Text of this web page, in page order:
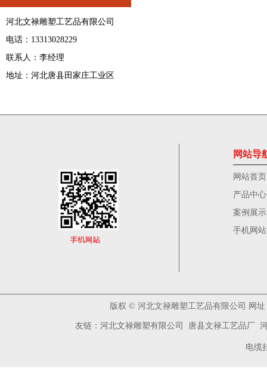
河北文禄雕塑工艺品有限公司
电话：13313028229
联系人：李经理
地址：河北唐县田家庄工业区
网站导
网站首页
产品中心
案例展示
手机网站
版权 © 河北文禄雕塑工艺品有限公司 网
友链： 河北文禄雕塑有限公司 唐县文禄工艺品厂
电缆